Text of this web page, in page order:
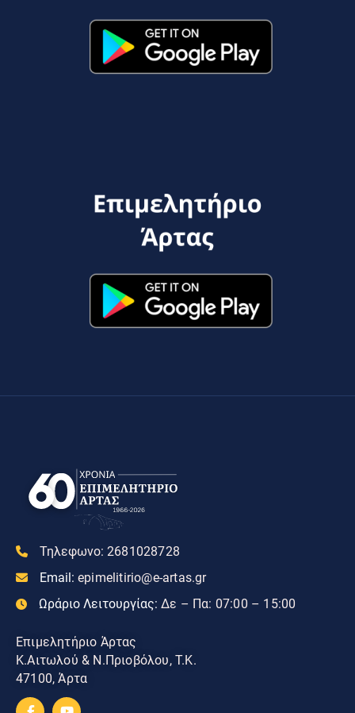
Τηλεφωνο: 2681028728
Email: epimelitirio@e-artas.gr
Ωράριο Λειτουργίας: Δε – Πα: 07:00 – 15:00
Επιμελητήριο Άρτας
Κ.Αιτωλού & Ν.Πριοβόλου, Τ.Κ.
47100, Άρτα